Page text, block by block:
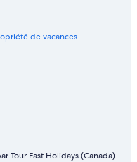
de vacances
Tour East Holidays (Canada)